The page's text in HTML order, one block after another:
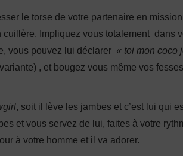
le torse de votre partenaire en
Impliquez vous totalement dans
vous pouvez lui déclarer « toi mon coco
, et bougez vous même vos
, soit il lève les jambes et c’est lui qui
et vous servez de lui, faites à votre
à votre homme et il va adorer.